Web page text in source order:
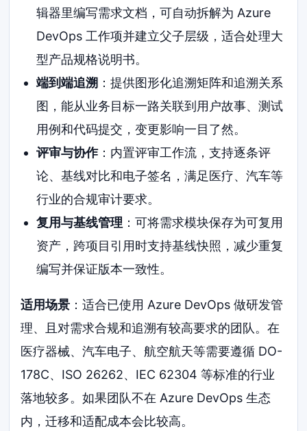
辑器里编写需求文档，可自动拆解为 Azure
DevOps 工作项并建立父子层级，适合处理大
型产品规格说明书。
端到端追溯：提供图形化追溯矩阵和追溯关系
图，能从业务目标一路关联到用户故事、测试
用例和代码提交，变更影响一目了然。
评审与协作：内置评审工作流，支持逐条评
论、基线对比和电子签名，满足医疗、汽车等
行业的合规审计要求。
复用与基线管理 ：可将需求模块保存为可复用
资产，跨项目引用时支持基线快照，减少重复
编写并保证版本一致性。
适用场景 ：适合已使用 Azure DevOps 做研发管
理、且对需求合规和追溯有较高要求的团队。在
医疗器械、汽车电子、航空航天等需要遵循 DO-
178C、ISO 26262、IEC 62304 等标准的行业
落地较多。如果团队不在 Azure DevOps 生态
内，迁移和适配成本会比较高。